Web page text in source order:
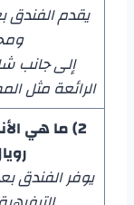
يقدم الفندق
إلى جانب
الرائعة مثل
2) ما هي
يوفر الفندق